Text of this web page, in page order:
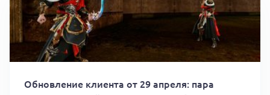
Обновление клиента от 29 апреля: пара